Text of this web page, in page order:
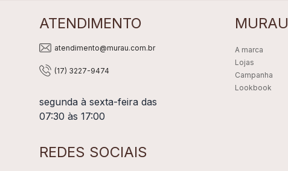
ATENDIMENTO
atendimento@murau.com.br
(17) 3227-9474
segunda à sexta-feira das
07:30 às 17:00
REDES SOCIAIS
MURAU
A marca
Lojas
Campanha
Lookbook